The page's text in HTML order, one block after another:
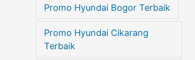
Promo Hyundai Bogor Terbaik
Promo Hyundai Cikarang
Terbaik